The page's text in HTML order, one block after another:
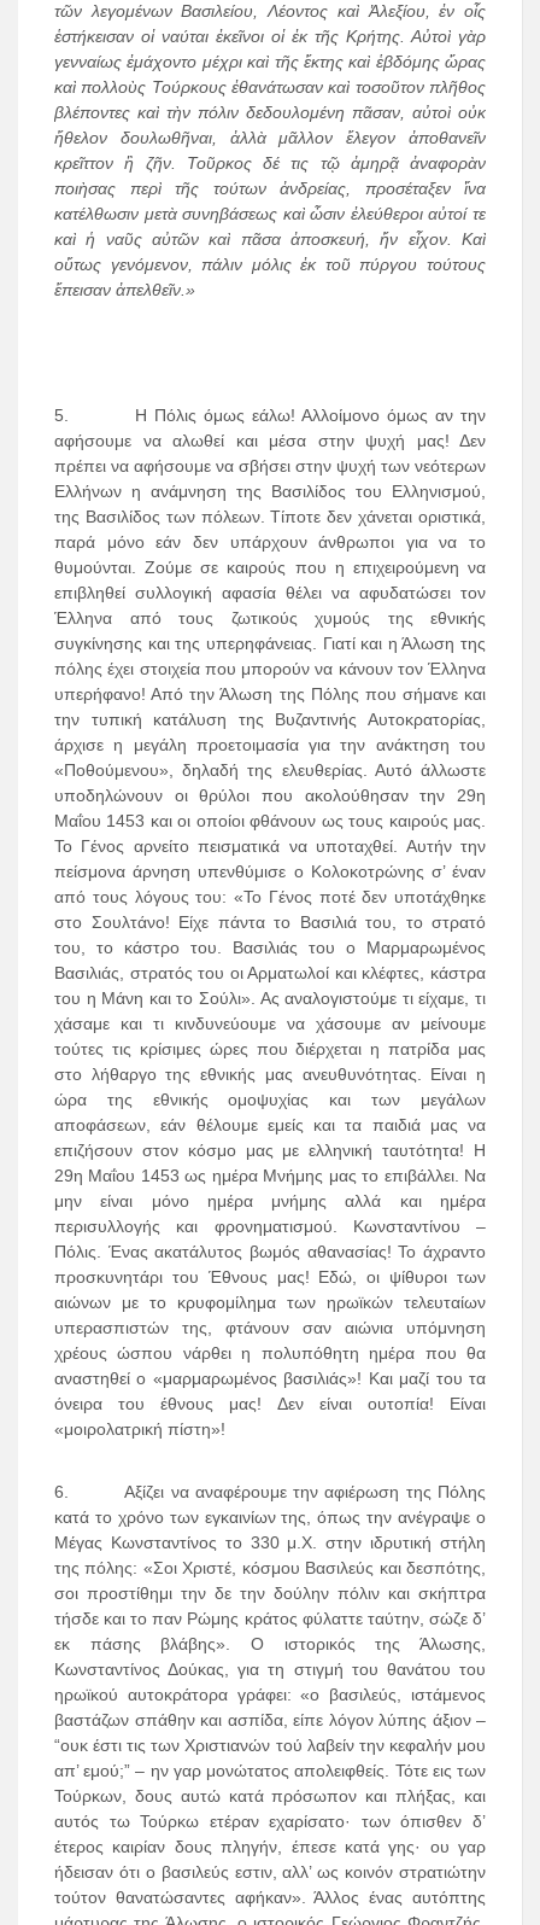
τῶν λεγομένων Βασιλείου, Λέοντος καὶ Ἀλεξίου, ἐν οἶς
ἑστήκεισαν οἱ ναύται ἐκεῖνοι οἱ ἐκ τῆς Κρήτης. Αὐτοὶ γὰρ
γενναίως ἐμάχοντο μέχρι καὶ τῆς ἕκτης καὶ ἑβδόμης ὥρας
καὶ πολλοὺς Τούρκους ἐθανάτωσαν καὶ τοσοῦτον πλῆθος
βλέποντες καὶ τὴν πόλιν δεδουλομένη πᾶσαν, αὐτοὶ οὐκ
ἤθελον δουλωθῆναι, ἀλλὰ μᾶλλον ἔλεγον ἀποθανεῖν
κρεῖττον ἢ ζῆν. Τοῦρκος δέ τις τῷ ἀμηρᾷ ἀναφορὰν
ποιὴσας περὶ τῆς τούτων ἀνδρείας, προσέταξεν ἵνα
κατέλθωσιν μετὰ συνηβάσεως καὶ ὦσιν ἐλεύθεροι αὐτοί τε
καὶ ἡ ναῦς αὐτῶν καὶ πᾶσα ἀποσκευή, ἥν εἶχον. Καὶ
οὕτως γενόμενον, πάλιν μόλις ἐκ τοῦ πύργου τούτους
ἔπεισαν ἀπελθεῖν.»
5. Η Πόλις όμως εάλω! Αλλοίμονο όμως αν την
αφήσουμε να αλωθεί και μέσα στην ψυχή μας! Δεν
πρέπει να αφήσουμε να σβήσει στην ψυχή των νεότερων
Ελλήνων η ανάμνηση της Βασιλίδος του Ελληνισμού,
της Βασιλίδος των πόλεων. Τίποτε δεν χάνεται οριστικά,
παρά μόνο εάν δεν υπάρχουν άνθρωποι για να το
θυμούνται. Ζούμε σε καιρούς που η επιχειρούμενη να
επιβληθεί συλλογική αφασία θέλει να αφυδατώσει τον
Έλληνα από τους ζωτικούς χυμούς της εθνικής
συγκίνησης και της υπερηφάνειας. Γιατί και η Άλωση της
πόλης έχει στοιχεία που μπορούν να κάνουν τον Έλληνα
υπερήφανο! Από την Άλωση της Πόλης που σήμανε και
την τυπική κατάλυση της Βυζαντινής Αυτοκρατορίας,
άρχισε η μεγάλη προετοιμασία για την ανάκτηση του
«Ποθούμενου», δηλαδή της ελευθερίας. Αυτό άλλωστε
υποδηλώνουν οι θρύλοι που ακολούθησαν την 29η
Μαΐου 1453 και οι οποίοι φθάνουν ως τους καιρούς μας.
Το Γένος αρνείτο πεισματικά να υποταχθεί. Αυτήν την
πείσμονα άρνηση υπενθύμισε ο Κολοκοτρώνης σ’ έναν
από τους λόγους του: «Το Γένος ποτέ δεν υποτάχθηκε
στο Σουλτάνο! Είχε πάντα το Βασιλιά του, το στρατό
του, το κάστρο του. Βασιλιάς του ο Μαρμαρωμένος
Βασιλιάς, στρατός του οι Αρματωλοί και κλέφτες, κάστρα
του η Μάνη και το Σούλι». Ας αναλογιστούμε τι είχαμε, τι
χάσαμε και τι κινδυνεύουμε να χάσουμε αν μείνουμε
τούτες τις κρίσιμες ώρες που διέρχεται η πατρίδα μας
στο λήθαργο της εθνικής μας ανευθυνότητας. Είναι η
ώρα της εθνικής ομοψυχίας και των μεγάλων
αποφάσεων, εάν θέλουμε εμείς και τα παιδιά μας να
επιζήσουν στον κόσμο μας με ελληνική ταυτότητα! Η
29η Μαΐου 1453 ως ημέρα Μνήμης μας το επιβάλλει. Να
μην είναι μόνο ημέρα μνήμης αλλά και ημέρα
περισυλλογής και φρονηματισμού. Κωνσταντίνου –
Πόλις. Ένας ακατάλυτος βωμός αθανασίας! Το άχραντο
προσκυνητάρι του Έθνους μας! Εδώ, οι ψίθυροι των
αιώνων με το κρυφομίλημα των ηρωϊκών τελευταίων
υπερασπιστών της, φτάνουν σαν αιώνια υπόμνηση
χρέους ώσπου νάρθει η πολυπόθητη ημέρα που θα
αναστηθεί ο «μαρμαρωμένος βασιλιάς»! Και μαζί του τα
όνειρα του έθνους μας! Δεν είναι ουτοπία! Είναι
«μοιρολατρική πίστη»!
6. Αξίζει να αναφέρουμε την αφιέρωση της Πόλης
κατά το χρόνο των εγκαινίων της, όπως την ανέγραψε ο
Μέγας Κωνσταντίνος το 330 μ.Χ. στην ιδρυτική στήλη
της πόλης: «Σοι Χριστέ, κόσμου Βασιλεύς και δεσπότης,
σοι προστίθημι την δε την δούλην πόλιν και σκήπτρα
τήσδε και το παν Ρώμης κράτος φύλαττε ταύτην, σώζε δ’
εκ πάσης βλάβης». Ο ιστορικός της Άλωσης,
Κωνσταντίνος Δούκας, για τη στιγμή του θανάτου του
ηρωϊκού αυτοκράτορα γράφει: «ο βασιλεύς, ιστάμενος
βαστάζων σπάθην και ασπίδα, είπε λόγον λύπης άξιον –
“ουκ έστι τις των Χριστιανών τού λαβείν την κεφαλήν μου
απ’ εμού;” – ην γαρ μονώτατος απολειφθείς. Τότε εις των
Τούρκων, δους αυτώ κατά πρόσωπον και πλήξας, και
αυτός τω Τούρκω ετέραν εχαρίσατο· των όπισθεν δ’
έτερος καιρίαν δους πληγήν, έπεσε κατά γης· ου γαρ
ήδεισαν ότι ο βασιλεύς εστιν, αλλ’ ως κοινόν στρατιώτην
τούτον θανατώσαντες αφήκαν». Άλλος ένας αυτόπτης